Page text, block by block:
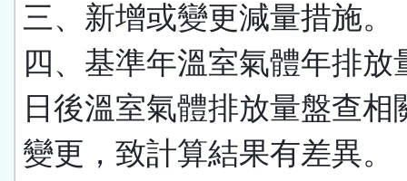
三、新增或變更減量措施。
四、基準年溫室氣體年排放
日後溫室氣體排放量盤查相
變更，致計算結果有差異。